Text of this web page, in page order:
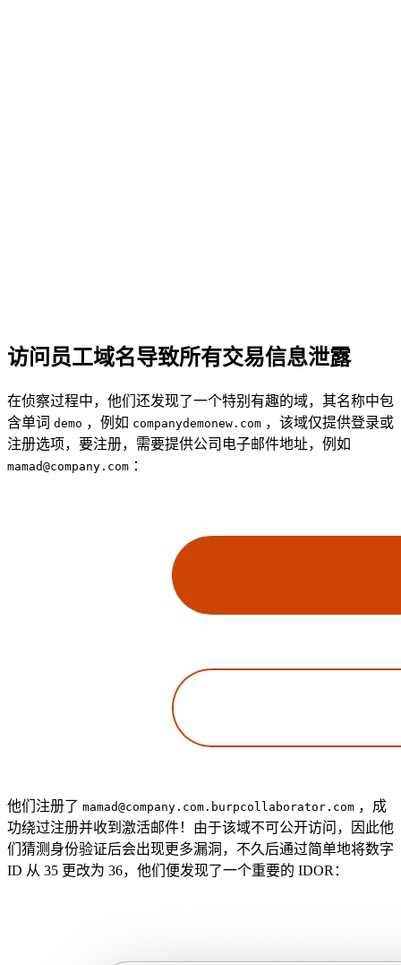
访问员工域名导致所有交易信息泄露
在侦察过程中，他们还发现了一个特别有趣的域，其名称中包
含单词 demo ，例如 companydemonew.com ，该域仅提供登录或
注册选项，要注册，需要提供公司电子邮件地址，例如
mamad@company.com ：
他们注册了 mamad@company.com.burpcollaborator.com ，成
功绕过注册并收到激活邮件！由于该域不可公开访问，因此他
们猜测身份验证后会出现更多漏洞，不久后通过简单地将数字
ID 从 35 更改为 36，他们便发现了一个重要的 IDOR：